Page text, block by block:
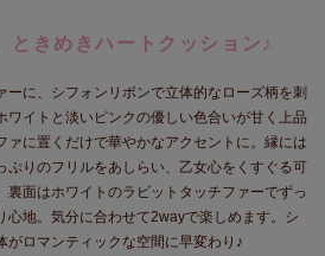
ときめきハートクッション♪
ーに、シフォンリボンで立体的なローズ柄を刺
ワイトと淡いピンクの優しい色合いが甘く上品
ァに置くだけで華やかなアクセントに。縁には
ぷりのフリルをあしらい、乙女心をくすぐる可
裏面はホワイトのラビットタッチファーでずっ
心地。気分に合わせて2wayで楽しめます。シ
がロマンティックな空間に早変わり♪